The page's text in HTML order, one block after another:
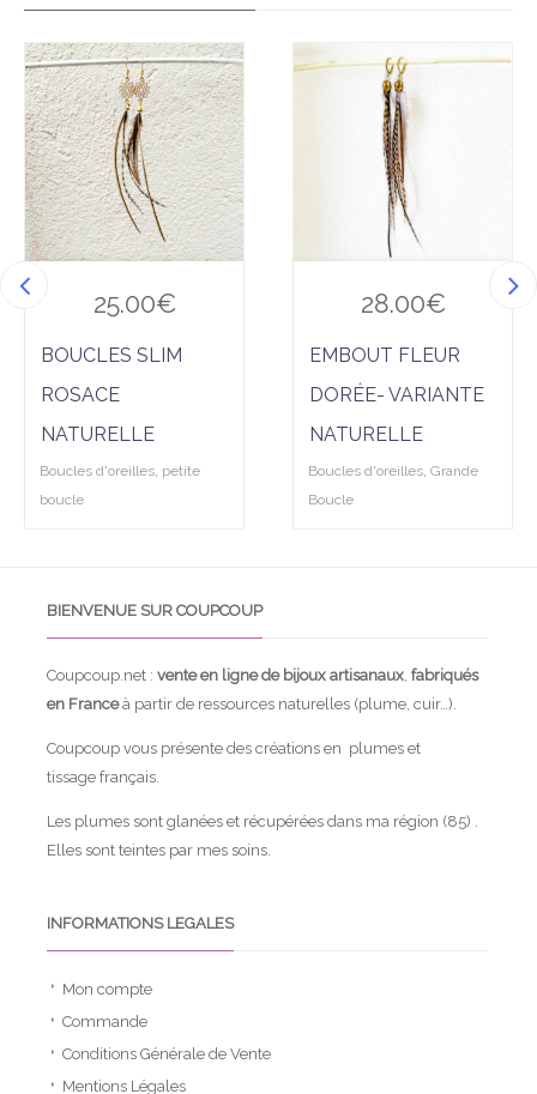
E
R
T
E
T
L
A
P
I
S
Ajo
uter
à la
wis
hlist
25.00€
BOUCLES SLIM
ROSACE
NATURELLE
Boucles d'oreilles petite
boucle
Ajo
28.00€
EMBOUT FLEUR
DORÉE- VARIANTE
NATURELLE
Boucles d'oreilles Grande
Boucle
BIENVENUE SUR COUPCOUP
Coupcoup.net : vente en ligne de bijoux artisanaux, fabriqués
en Franceà partir de ressources naturelles (plume, cuir…).
Coupcoup vous présente des créations en plumes et
tissage français.
Les plumes sont glanées et récupérées dans ma région (85) .
Elles sont teintes par mes soins.
INFORMATIONS LEGALES
Mon compte
Commande
Conditions Générale de Vente
Mentions Légales